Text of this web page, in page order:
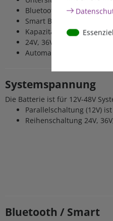
Bluetooth mit App
Smart BMS mit aktivem
Kapazitätserhöhung
24V, 36V, 48V durch
Automatische
Systemspannung
Die Batterie ist für 12V-48V
Parallelschaltung (12V)
Reihenschaltung 24V,
Bluetooth / Smart